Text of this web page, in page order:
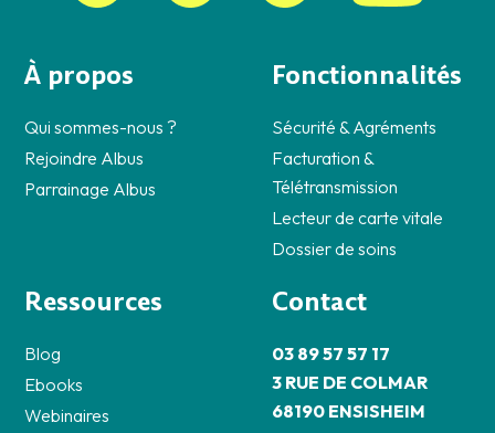
À propos
Qui sommes-nous ?
Rejoindre Albus
Parrainage Albus
Fonctionnalités
Sécurité & Agréments
Facturation &
Télétransmission
Lecteur de carte vitale
Dossier de soins
Ressources
Blog
Ebooks
Webinaires
Contact
03 89 57 57 17
3 RUE DE COLMAR
68190 ENSISHEIM